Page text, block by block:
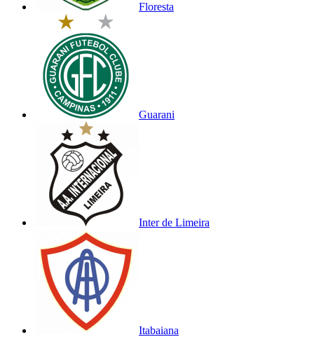
Floresta
Guarani
Inter de Limeira
Itabaiana